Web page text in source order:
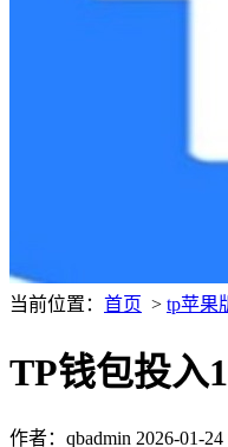
当前位置： 首页 > tp苹果
TP钱包投入
作者：qbadmin 2026-01-24